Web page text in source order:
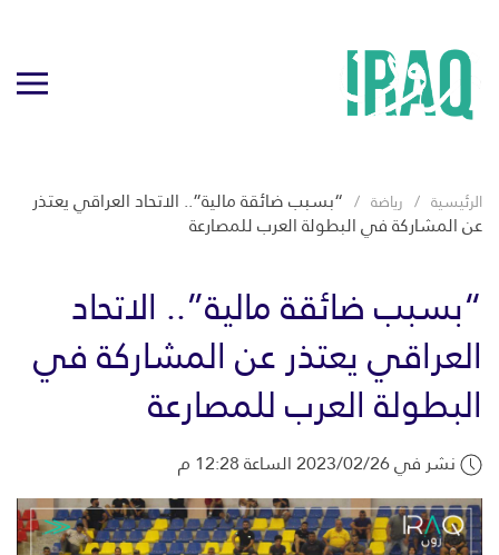
الرئيسية رياضة “بسبب ضائقة مالية”.. الاتحاد العراقي يعتذر
عن المشاركة في البطولة العرب للمصارعة
“بسبب ضائقة مالية”.. الاتحاد
العراقي يعتذر عن المشاركة في
البطولة العرب للمصارعة
نشر في 2023/02/26 الساعة 12:28 م